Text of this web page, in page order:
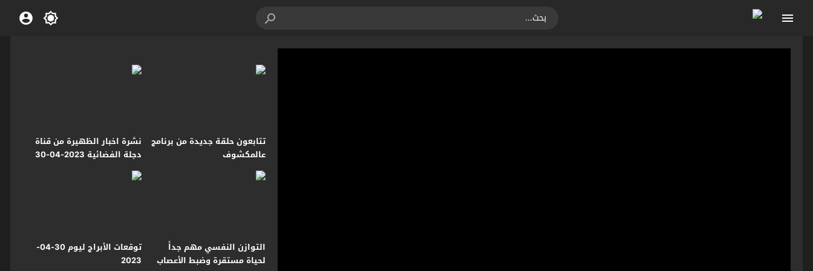
تتابعون حلقة جديدة من برنامج
عالمكشوف
نشرة اخبار الظهيرة من قناة
دجلة الفضائية 2023-04-30
التوازن النفسي مهم جداً
لحياة مستقرة وضبط الأعصاب
توقعات الأبراج ليوم 30-04-
2023